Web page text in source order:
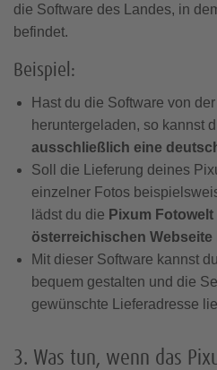
die Software des Landes, in
befindet.
Beispiel:
Hast du die Software von der
heruntergeladen, so kannst
ausschließlich eine
Soll die Lieferung deines
einzelner Fotos
lädst du die Pixum
österreichischen Webseite
Mit dieser Software kannst
bequem gestalten und die
gewünschte Lieferadresse
3. Was tun, wenn das